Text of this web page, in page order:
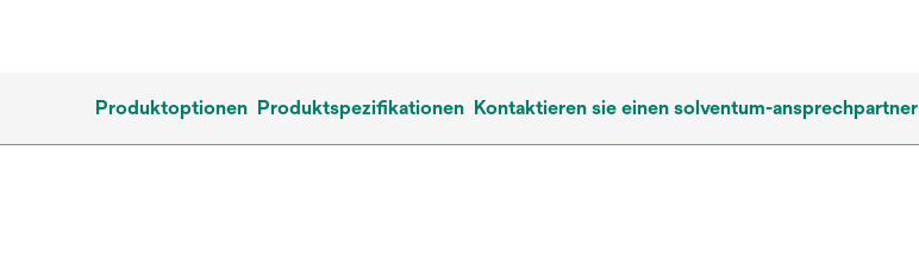
Produktoptionen Produktspezifikationen Kontaktieren sie einen solventum-ansprechpartner